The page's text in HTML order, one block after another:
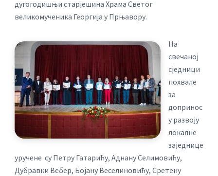
дугогодишњи старјешина Храма Светог
великомученика Георгија у Прњавору.
На
свечаној
сједници
похвале
за
допринос
у развоју
локалне
заједнице
уручене су Петру Гатарићу, Аднану Селимовићу,
Дубравки Вебер, Бојану Веселиновићу, Сретену